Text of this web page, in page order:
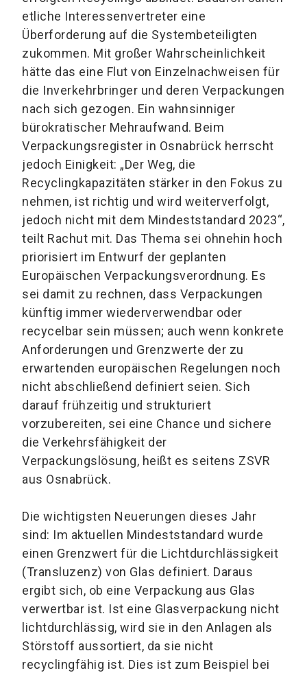
etliche Interessenvertreter eine
Überforderung auf die Systembeteiligten
zukommen. Mit großer Wahrscheinlichkeit
hätte das eine Flut von Einzelnachweisen für
die Inverkehrbringer und deren Verpackungen
nach sich gezogen. Ein wahnsinniger
bürokratischer Mehraufwand. Beim
Verpackungsregister in Osnabrück herrscht
jedoch Einigkeit: „Der Weg, die
Recyclingkapazitäten stärker in den Fokus zu
nehmen, ist richtig und wird weiterverfolgt,
jedoch nicht mit dem Mindeststandard 2023“,
teilt Rachut mit. Das Thema sei ohnehin hoch
priorisiert im Entwurf der geplanten
Europäischen Verpackungsverordnung. Es
sei damit zu rechnen, dass Verpackungen
künftig immer wiederverwendbar oder
recycelbar sein müssen; auch wenn konkrete
Anforderungen und Grenzwerte der zu
erwartenden europäischen Regelungen noch
nicht abschließend definiert seien. Sich
darauf frühzeitig und strukturiert
vorzubereiten, sei eine Chance und sichere
die Verkehrsfähigkeit der
Verpackungslösung, heißt es seitens ZSVR
aus Osnabrück.
Die wichtigsten Neuerungen dieses Jahr
sind: Im aktuellen Mindeststandard wurde
einen Grenzwert für die Lichtdurchlässigkeit
(Transluzenz) von Glas definiert. Daraus
ergibt sich, ob eine Verpackung aus Glas
verwertbar ist. Ist eine Glasverpackung nicht
lichtdurchlässig, wird sie in den Anlagen als
Störstoff aussortiert, da sie nicht
recyclingfähig ist. Dies ist zum Beispiel bei